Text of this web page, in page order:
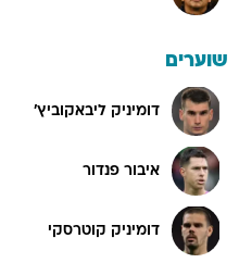
שוערים
דומיניק ליבאקוביץ'
איבור פנדור
דומיניק קוטרסקי